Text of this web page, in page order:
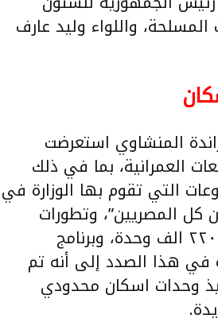
المسلحة، واللواء وليد عارف
المنشاوي استعرضت
العمرانية، بما في ذلك
التي تقوم بها الوزارة في
كل المصريين”، وتطورات
برنامج وحدات الاسكان المتوسط وفوق المتوسط لانشاء حوالي ٢٢٠ الف وحدة، وبرنامج
اشارت الوزيرة في هذا الصدد إلى أنه تم
وحدات اسكان محدودي